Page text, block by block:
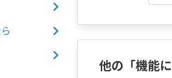
他の「機能